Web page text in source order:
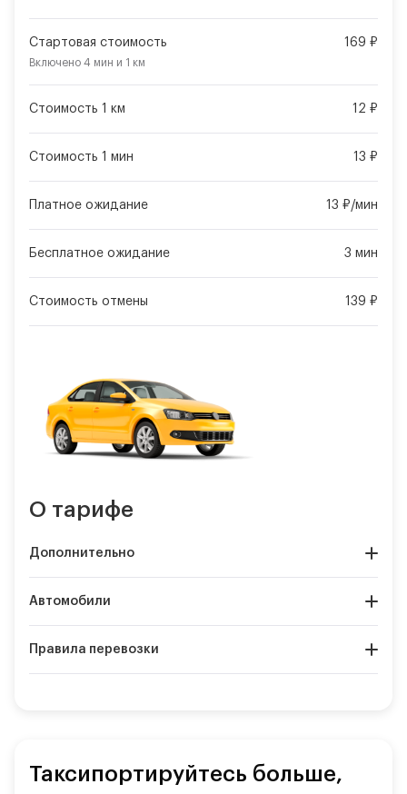
Стартовая стоимость 169 ₽
Включено 4 мин и 1 км
Стоимость 1 км 12 ₽
Стоимость 1 мин 13 ₽
Платное ожидание 13 ₽/мин
Бесплатное ожидание 3 мин
Стоимость отмены 139 ₽
О тарифе
Дополнительно
Автомобили
Правила перевозки
Таксипортируйтесь больше,